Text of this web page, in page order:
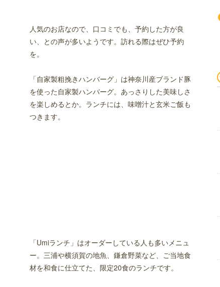
人気のお店なので、口コミでも、予約した方が良
い、との声が多いようです。訪れる際はぜひ予約
を。
「自家製粗挽きハンバーグ」は神奈川産ブランド豚
を使った自家製ハンバーグ。あっさりした美味しさ
を楽しめるとか。ランチには、味噌汁と玄米ご飯も
つきます。
「Umiランチ」はオーダーしている人も多いメニュ
ー。三浦や横須賀の地魚、鎌倉野菜など、ご当地食
材を和食に仕立てた、限定20食のランチです。